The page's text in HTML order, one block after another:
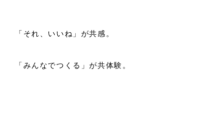
「それ、いいね」が共感。
「みんなでつくる」が共体験。